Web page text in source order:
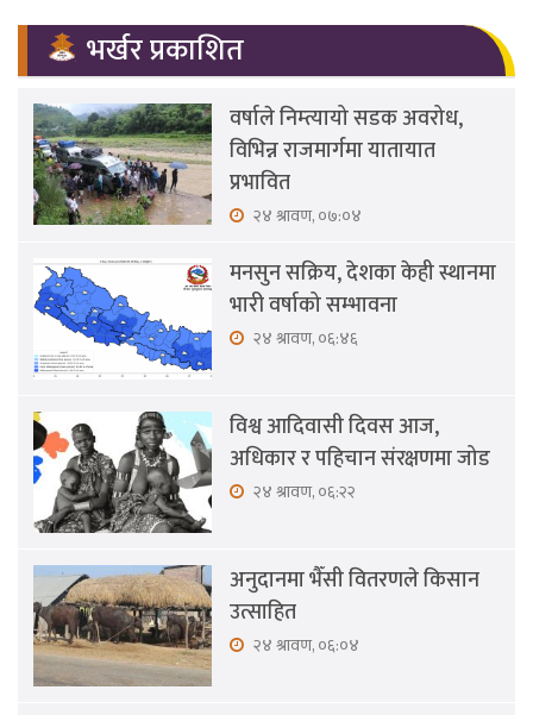
भर्खर प्रकाशित
वर्षाले निम्त्यायो सडक अवरोध,
विभिन्न राजमार्गमा यातायात
प्रभावित
२४ श्रावण, ०७:०४
मनसुन सक्रिय, देशका केही स्थानमा
भारी वर्षाको सम्भावना
२४ श्रावण, ०६:४६
विश्व आदिवासी दिवस आज,
अधिकार र पहिचान संरक्षणमा जोड
२४ श्रावण, ०६:२२
अनुदानमा भैँसी वितरणले किसान
उत्साहित
२४ श्रावण, ०६:०४